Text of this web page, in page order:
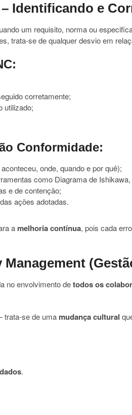
Identificando e
um requisito, norma ou
trata-se de qualquer desvio em
corretamente;
utilizado;
Conformidade:
onde, quando e por quê);
como Diagrama de
e de contenção;
ações adotadas.
a melhoria contínua, pois cada
Management
no envolvimento detodos os
trata-se de uma mudança cultural
.